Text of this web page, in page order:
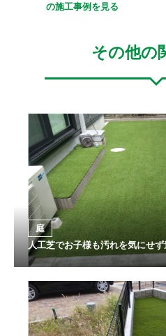
の施工事例を見る
その他の
庭
人工芝でお子様も汚れを気にせ